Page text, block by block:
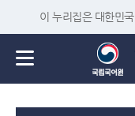
이 누리집은 대한민